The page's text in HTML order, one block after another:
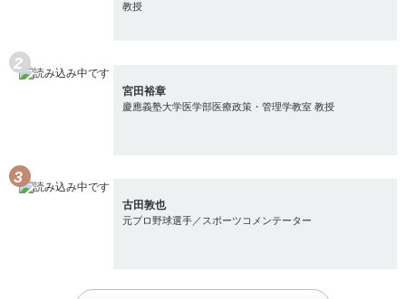
教授
宮田裕章
慶應義塾大学医学部医療政策・管理学教室 教授
古田敦也
元プロ野球選手／スポーツコメンテーター